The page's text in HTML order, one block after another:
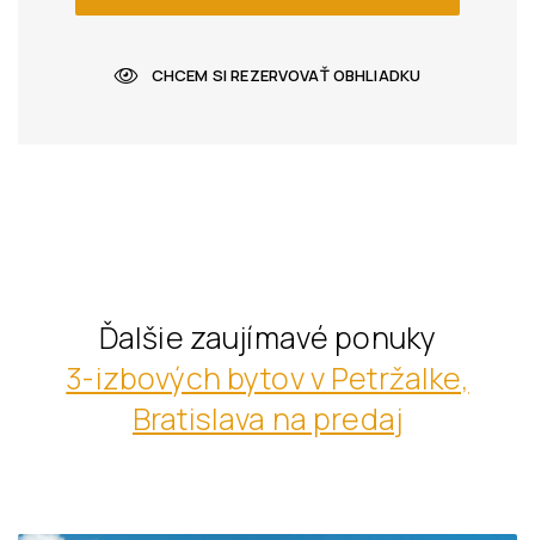
CHCEM SI REZERVOVAŤ OBHLIADKU
Ďalšie zaujímavé ponuky
3-izbových bytov v Petržalke,
Bratislava na predaj